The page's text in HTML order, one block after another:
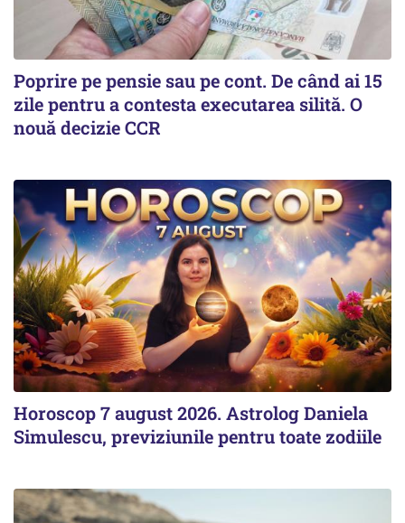
Poprire pe pensie sau pe cont. De când ai 15
zile pentru a contesta executarea silită. O
nouă decizie CCR
Horoscop 7 august 2026. Astrolog Daniela
Simulescu, previziunile pentru toate zodiile